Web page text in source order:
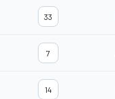
33
7
14